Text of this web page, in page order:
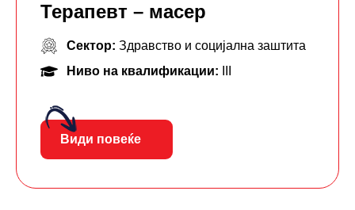
Терапевт – масер
Сектор: Здравство и социјална заштита
Ниво на квалификации:
Види повеќе